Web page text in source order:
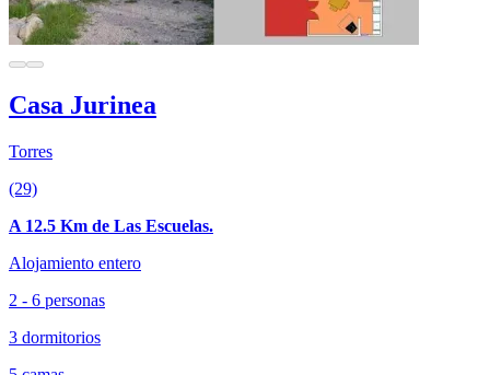
Casa Jurinea
Torres
(29)
A 12.5 Km de Las Escuelas.
Alojamiento entero
2 - 6 personas
3 dormitorios